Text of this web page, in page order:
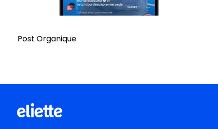
Post Organique